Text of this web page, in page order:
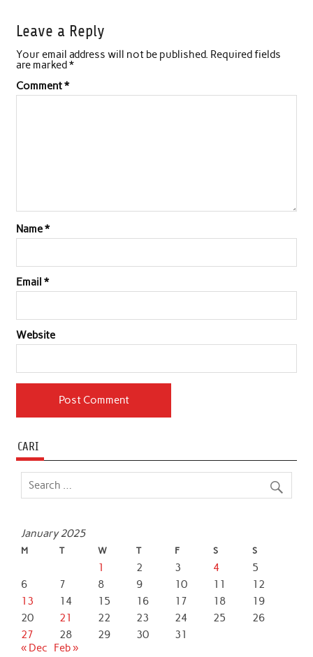
e
b
o
t
e
r
t
s
p
e
I
l
e
Leave a Reply
Your email address will not be published. Required fields
are marked*
Comment*
Name*
Email *
Website
CARI
January 2025
M T W T F S S
1 2 3 4
5
6
7 8 9 10 11
12
13
14 15 16 17 18
19
20
21 22 23 24 25
26
27
28 29 30
31
« Dec
Feb »